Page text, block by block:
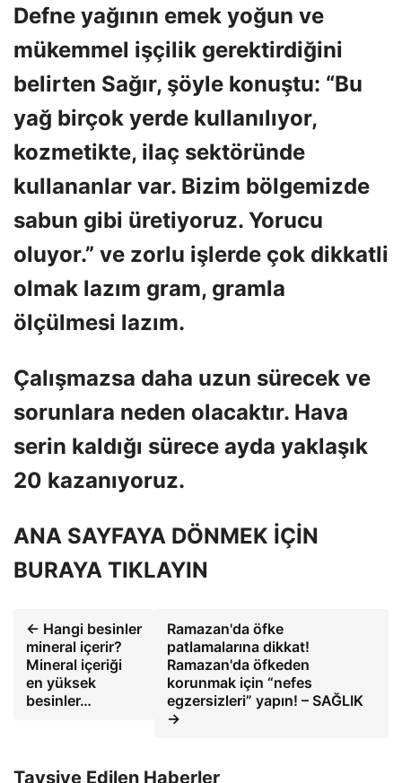
Defne yağının emek yoğun ve
mükemmel işçilik gerektirdiğini
belirten Sağır, şöyle konuştu: “Bu
yağ birçok yerde kullanılıyor,
kozmetikte, ilaç sektöründe
kullananlar var. Bizim bölgemizde
sabun gibi üretiyoruz. Yorucu
oluyor.” ve zorlu işlerde çok dikkatli
olmak lazım gram, gramla
ölçülmesi lazım.
Çalışmazsa daha uzun sürecek ve
sorunlara neden olacaktır. Hava
serin kaldığı sürece ayda yaklaşık
20 kazanıyoruz.
ANA SAYFAYA DÖNMEK İÇİN
BURAYA TIKLAYIN
← Hangi besinler
mineral içerir?
Mineral içeriği
en yüksek
besinler…
Ramazan'da öfke
patlamalarına dikkat!
Ramazan'da öfkeden
korunmak için “nefes
egzersizleri” yapın! – SAĞLIK
→
Tavsiye Edilen Haberler